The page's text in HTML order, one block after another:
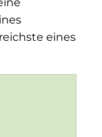
eines